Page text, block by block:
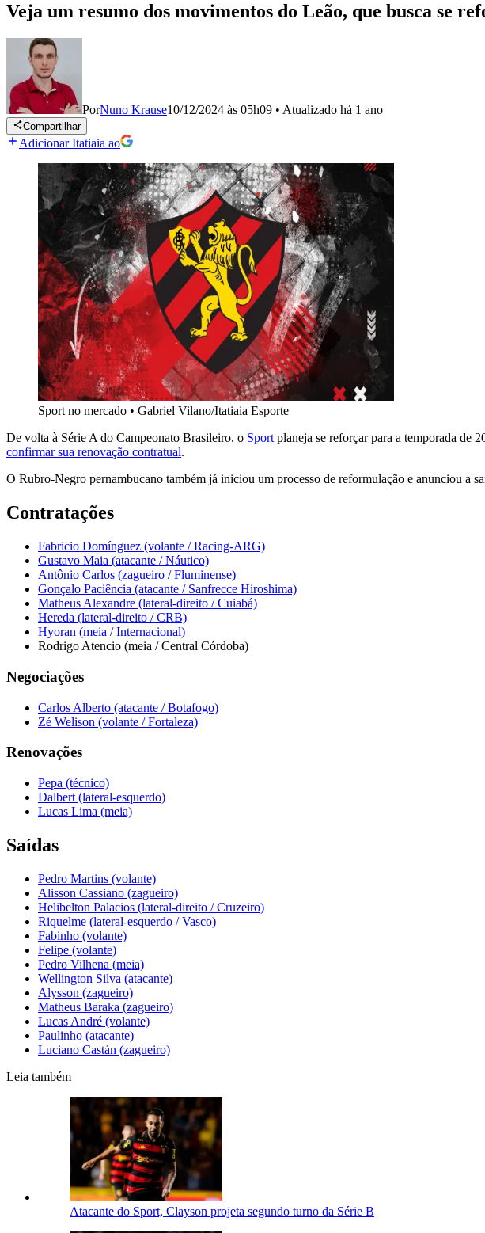
Veja um resumo dos movimentos do Leão, que busca se
PorNuno Krause10/12/2024 às 05h09 • Atualizado há 1 ano
Compartilhar
Adicionar Itatiaia ao
Sport no mercado • Gabriel Vilano/Itatiaia Esporte
De volta à Série A do Campeonato Brasileiro, o Sport planeja se reforçar para a temporada de
confirmar sua renovação contratual.
O Rubro-Negro pernambucano também já iniciou um processo de reformulação e anunciou a
Contratações
Fabricio Domínguez (volante / Racing-ARG)
Gustavo Maia (atacante / Náutico)
Antônio Carlos (zagueiro / Fluminense)
Gonçalo Paciência (atacante / Sanfrecce Hiroshima)
Matheus Alexandre (lateral-direito / Cuiabá)
Hereda (lateral-direito / CRB)
Hyoran (meia / Internacional)
Rodrigo Atencio (meia / Central Córdoba)
Negociações
Carlos Alberto (atacante / Botafogo)
Zé Welison (volante / Fortaleza)
Renovações
Pepa (técnico)
Dalbert (lateral-esquerdo)
Lucas Lima (meia)
Saídas
Pedro Martins (volante)
Alisson Cassiano (zagueiro)
Helibelton Palacios (lateral-direito / Cruzeiro)
Riquelme (lateral-esquerdo / Vasco)
Fabinho (volante)
Felipe (volante)
Pedro Vilhena (meia)
Wellington Silva (atacante)
Alysson (zagueiro)
Matheus Baraka (zagueiro)
Lucas André (volante)
Paulinho (atacante)
Luciano Castán (zagueiro)
Leia também
Atacante do Sport, Clayson projeta segundo turno da Série B